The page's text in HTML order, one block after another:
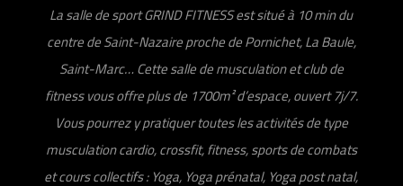
La salle de sport GRIND FITNESS est situé à 10 min du
centre de Saint-Nazaire proche de Pornichet, La Baule,
Saint-Marc… Cette salle de musculation et club de
fitness vous offre plus de 1700m² d’espace, ouvert 7j/7.
Vous pourrez y pratiquer toutes les activités de type
musculation cardio, crossfit, fitness, sports de combats
et cours collectifs : Yoga, Yoga prénatal, Yoga post natal,